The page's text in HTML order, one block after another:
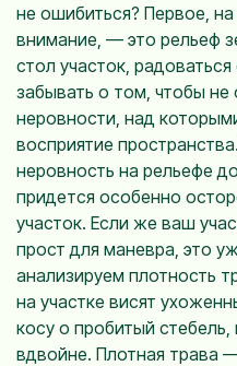
не ошибиться? Первое,
внимание, — это рельеф
стол участок,
забывать о том, чтобы не
неровности, над
восприятие
неровность на рельефе
придется особенно
участок. Если же ваш
прост для маневра, это
анализируем плотность
на участке висят
косу о пробитый
вдвойне. Плотная трава